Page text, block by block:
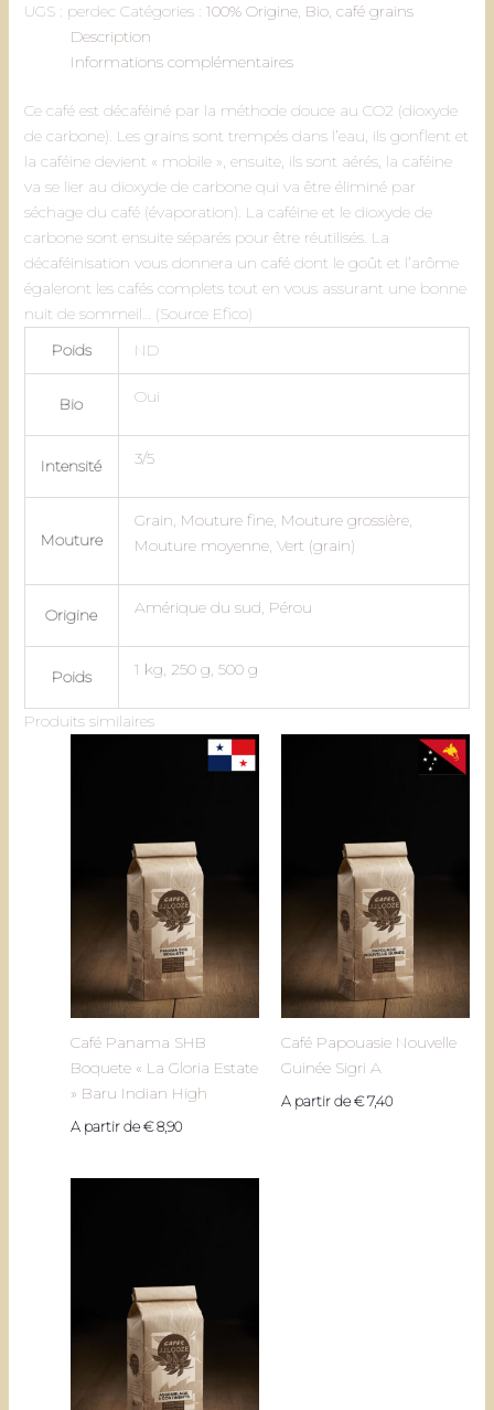
arabica
décaféiné
BIO-
01,
méthode
CO2
UGS : perdec Catégories : 100% Origine, Bio, café grains
Description
Informations complémentaires
Ce café est décaféiné par la méthode douce au CO2 (dioxyde
de carbone). Les grains sont trempés dans l’eau, ils gonflent et
la caféine devient « mobile », ensuite, ils sont aérés, la caféine
va se lier au dioxyde de carbone qui va être éliminé par
séchage du café (évaporation). La caféine et le dioxyde de
carbone sont ensuite séparés pour être réutilisés. La
décaféinisation vous donnera un café dont le goût et l’arôme
égaleront les cafés complets tout en vous assurant une bonne
nuit de sommeil… (Source Efico)
Poids
ND
Bio Oui
Intensité 3/5
Mouture
Grain, Mouture fine, Mouture grossière,
Mouture moyenne, Vert (grain)
Origine Amérique du sud, Pérou
Poids 1 kg, 250 g, 500 g
Produits similaires
Café Panama SHB
Boquete « La Gloria Estate
» Baru Indian High
A partir de €8,90
Café Papouasie Nouvelle
Guinée Sigri A
A partir de €7,40